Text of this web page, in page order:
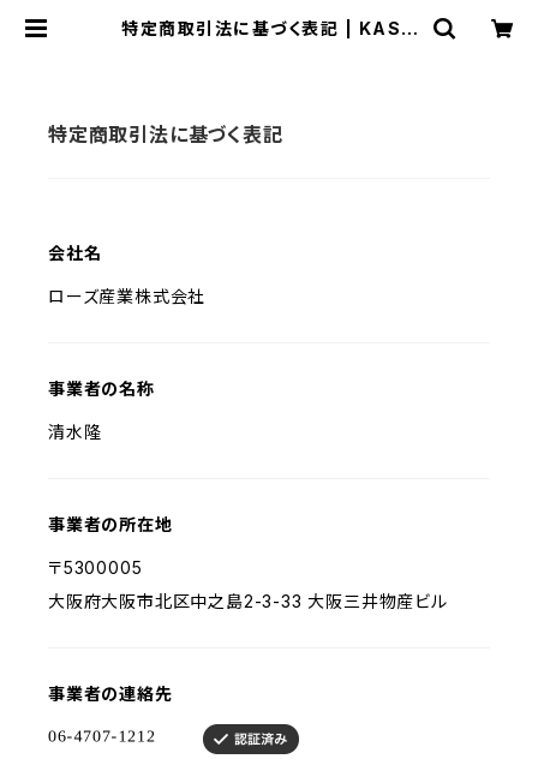
特定商取引法に基づく表記 | KASA
特定商取引法に基づく表記
会社名
ローズ産業株式会社
事業者の名称
清水隆
事業者の所在地
〒5300005
大阪府大阪市北区中之島2-3-33 大阪三井物産ビル
事業者の連絡先